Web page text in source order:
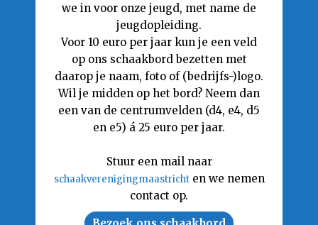
we in voor onze jeugd, met name de
jeugdopleiding.
Voor 10 euro per jaar kun je een veld
op ons schaakbord bezetten met
daarop je naam, foto of (bedrijfs-)logo.
Wil je midden op het bord? Neem dan
een van de centrumvelden (d4, e4, d5
en e5) á 25 euro per jaar.
Stuur een mail naar
schaakverenigingmaastrichten we nemen
contact op.